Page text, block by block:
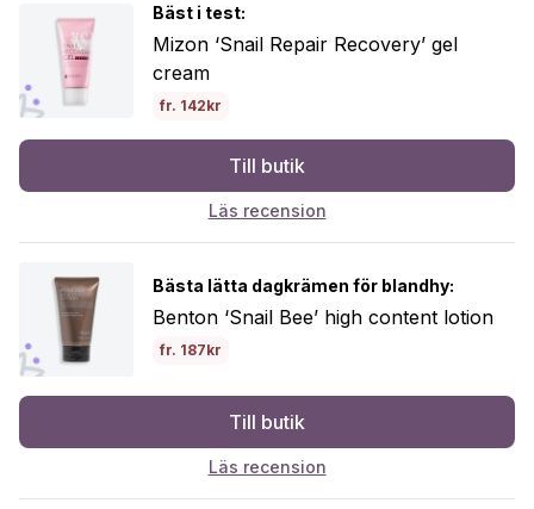
Bäst i test:
Mizon ‘Snail Repair Recovery’ gel
cream
fr. 142kr
Till butik
Läs recension
Bästa lätta dagkrämen för blandhy:
Benton ‘Snail Bee’ high content lotion
fr. 187kr
Till butik
Läs recension